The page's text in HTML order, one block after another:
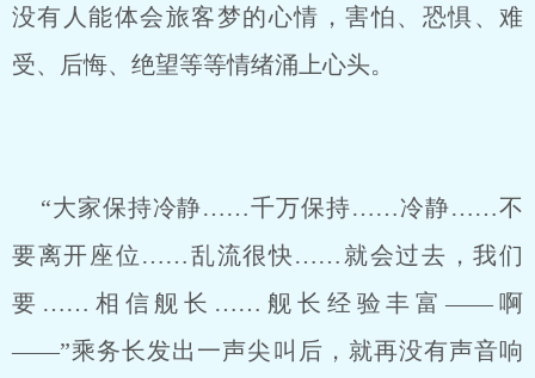
没有人能体会旅客梦的心情，害怕、恐惧、难
受、后悔、绝望等等情绪涌上心头。
“大家保持冷静……千万保持……冷静……不
要离开座位……乱流很快……就会过去，我们
要……相信舰长……舰长经验丰富——啊
——”乘务长发出一声尖叫后，就再没有声音响